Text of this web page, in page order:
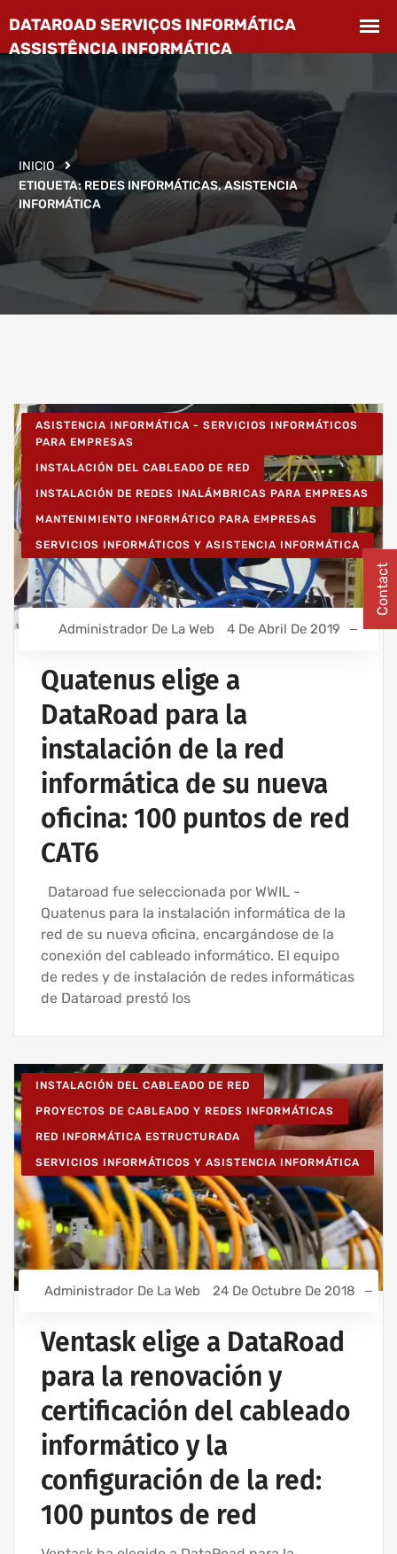
INICIO
ETIQUETA:REDES INFORMÁTICAS, ASISTENCIA
INFORMÁTICA
ASISTENCIA INFORMÁTICA - SERVICIOS INFORMÁTICOS
PARA EMPRESAS
INSTALACIÓN DEL CABLEADO DE RED
INSTALACIÓN DE REDES INALÁMBRICAS PARA EMPRESAS
MANTENIMIENTO INFORMÁTICO PARA EMPRESAS
SERVICIOS INFORMÁTICOS Y ASISTENCIA INFORMÁTICA
Administrador De La Web 4 De Abril De 2019
Quatenus elige a
DataRoad para la
instalación de la red
informática de su nueva
oficina: 100 puntos de red
CAT6
Dataroad fue seleccionada por WWIL -
Quatenus para la instalación informática de la
red de su nueva oficina, encargándose de la
conexión del cableado informático. El equipo
de redes y de instalación de redes informáticas
de Dataroad prestó los
INSTALACIÓN DEL CABLEADO DE RED
PROYECTOS DE CABLEADO Y REDES INFORMÁTICAS
RED INFORMÁTICA ESTRUCTURADA
SERVICIOS INFORMÁTICOS Y ASISTENCIA INFORMÁTICA
Administrador De La Web 24 De Octubre De 2018
Ventask elige a DataRoad
para la renovación y
certificación del cableado
informático y la
configuración de la red:
100 puntos de red
Contact